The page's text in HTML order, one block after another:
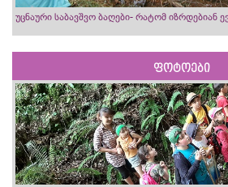
უცნაური საბავშვო ბაღები- რატომ იზრდებიან
ფოტოები